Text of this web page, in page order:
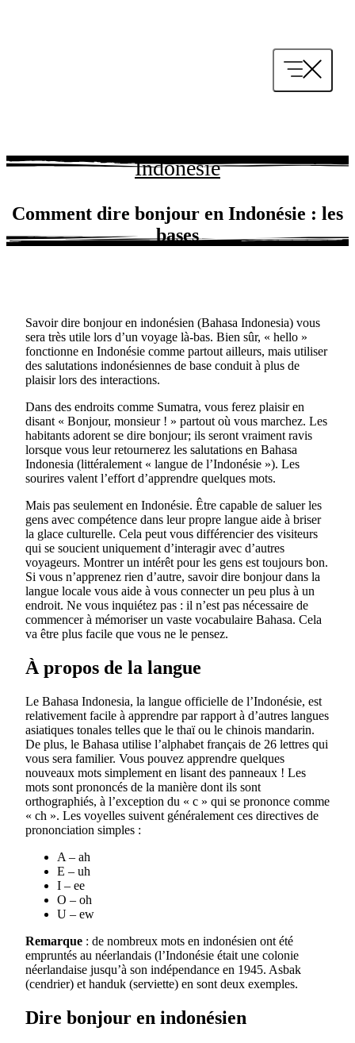
Indonésie
Comment dire bonjour en Indonésie : les
bases
Savoir dire bonjour en indonésien (Bahasa Indonesia) vous
sera très utile lors d’un voyage là-bas. Bien sûr, « hello »
fonctionne en Indonésie comme partout ailleurs, mais utiliser
des salutations indonésiennes de base conduit à plus de
plaisir lors des interactions.
Dans des endroits comme Sumatra, vous ferez plaisir en
disant « Bonjour, monsieur ! » partout où vous marchez. Les
habitants adorent se dire bonjour; ils seront vraiment ravis
lorsque vous leur retournerez les salutations en Bahasa
Indonesia (littéralement « langue de l’Indonésie »). Les
sourires valent l’effort d’apprendre quelques mots.
Mais pas seulement en Indonésie. Être capable de saluer les
gens avec compétence dans leur propre langue aide à briser
la glace culturelle. Cela peut vous différencier des visiteurs
qui se soucient uniquement d’interagir avec d’autres
voyageurs. Montrer un intérêt pour les gens est toujours bon.
Si vous n’apprenez rien d’autre, savoir dire bonjour dans la
langue locale vous aide à vous connecter un peu plus à un
endroit. Ne vous inquiétez pas : il n’est pas nécessaire de
commencer à mémoriser un vaste vocabulaire Bahasa. Cela
va être plus facile que vous ne le pensez.
À propos de la langue
Le Bahasa Indonesia, la langue officielle de l’Indonésie, est
relativement facile à apprendre par rapport à d’autres langues
asiatiques tonales telles que le thaï ou le chinois mandarin.
De plus, le Bahasa utilise l’alphabet français de 26 lettres qui
vous sera familier. Vous pouvez apprendre quelques
nouveaux mots simplement en lisant des panneaux ! Les
mots sont prononcés de la manière dont ils sont
orthographiés, à l’exception du « c » qui se prononce comme
« ch ». Les voyelles suivent généralement ces directives de
prononciation simples :
A – ah
E – uh
I – ee
O – oh
U – ew
Remarque : de nombreux mots en indonésien ont été
empruntés au néerlandais (l’Indonésie était une colonie
néerlandaise jusqu’à son indépendance en 1945. Asbak
(cendrier) et handuk (serviette) en sont deux exemples.
Dire bonjour en indonésien